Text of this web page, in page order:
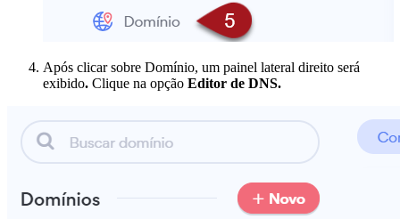
Após clicar sobre Domínio, um painel lateral direito será
exibido. Clique na opção Editor de DNS.